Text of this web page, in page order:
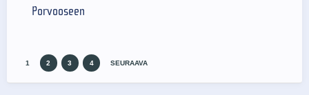
Porvooseen
1 2 3 4 SEURAAVA